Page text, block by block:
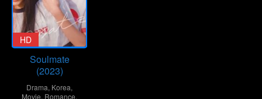
HD
Soulmate
(2023)
Drama, Korea,
Movie, Romance,